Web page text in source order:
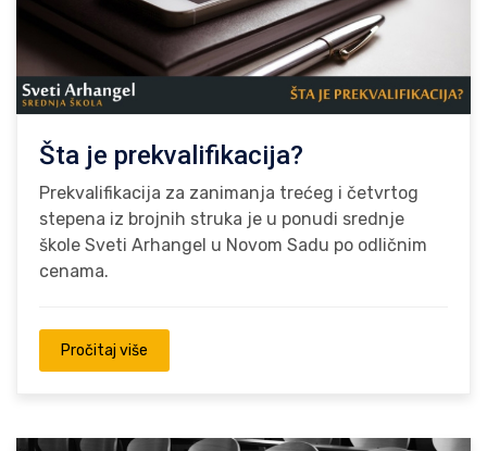
Šta je prekvalifikacija?
Prekvalifikacija za zanimanja trećeg i četvrtog
stepena iz brojnih struka je u ponudi srednje
škole Sveti Arhangel u Novom Sadu po odličnim
cenama.
Pročitaj više